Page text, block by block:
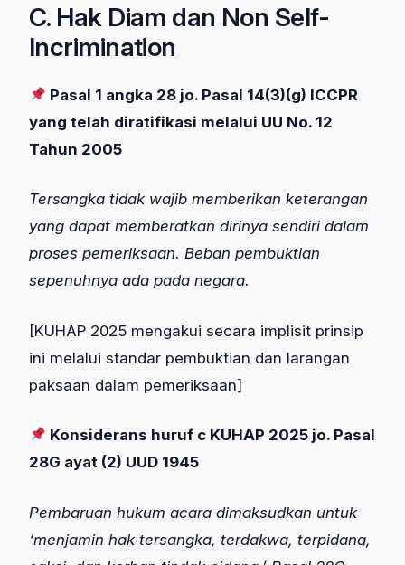
C. Hak Diam dan Non Self-
Incrimination
Pasal 1 angka 28 jo. Pasal 14(3)(g) ICCPR
yang telah diratifikasi melalui UU No. 12
Tahun 2005
Tersangka tidak wajib memberikan keterangan
yang dapat memberatkan dirinya sendiri dalam
proses pemeriksaan. Beban pembuktian
sepenuhnya ada pada negara.
[KUHAP 2025 mengakui secara implisit prinsip
ini melalui standar pembuktian dan larangan
paksaan dalam pemeriksaan]
Konsiderans huruf c KUHAP 2025 jo. Pasal
28G ayat (2) UUD 1945
Pembaruan hukum acara dimaksudkan untuk
‘menjamin hak tersangka, terdakwa, terpidana,